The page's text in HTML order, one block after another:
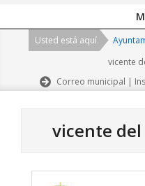
Navigation
Usted está aquí
vicente
Correo municipal |
vicente